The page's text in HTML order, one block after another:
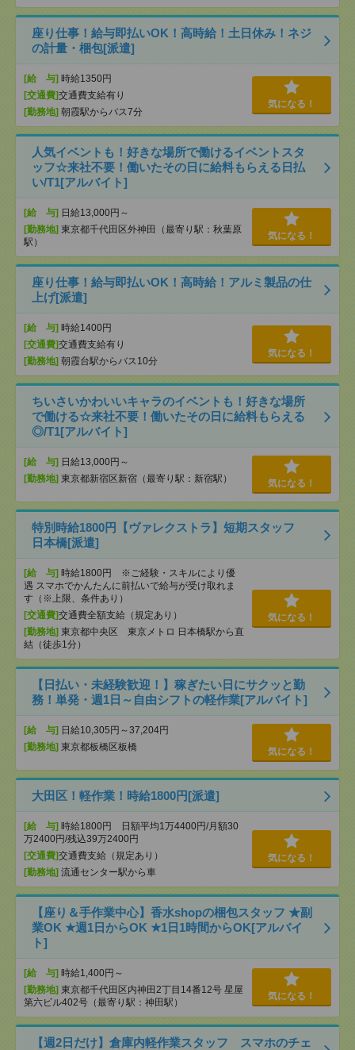
座り仕事！給与即払いOK！高時給！土日休み！ネジ
の計量・梱包[派遣]
[給 与] 時給1350円
[交通費]交通費支給有り
[勤務地] 朝霞駅からバス7分
気になる！
人気イベントも！好きな場所で働けるイベントスタ
ッフ☆来社不要！働いたその日に給料もらえる日払
い/T1[アルバイト]
[給 与] 日給13,000円～
[勤務地] 東京都千代田区外神田（最寄り駅：秋葉原
駅）
気になる！
座り仕事！給与即払いOK！高時給！アルミ製品の仕
上げ[派遣]
[給 与] 時給1400円
[交通費]交通費支給有り
[勤務地] 朝霞台駅からバス10分
気になる！
ちいさいかわいいキャラのイベントも！好きな場所
で働ける☆来社不要！働いたその日に給料もらえる
◎/T1[アルバイト]
[給 与] 日給13,000円～
[勤務地] 東京都新宿区新宿（最寄り駅：新宿駅） 気になる！
特別時給1800円【ヴァレクストラ】短期スタッフ
日本橋[派遣]
[給 与] 時給1800円 ※ご経験・スキルにより優
遇 スマホでかんたんに前払いで給与が受け取れま
す（※上限、条件あり）
[交通費]交通費全額支給（規定あり）
[勤務地] 東京都中央区 東京メトロ 日本橋駅から直
結（徒歩1分）
気になる！
【日払い・未経験歓迎！】稼ぎたい日にサクッと勤
務！単発・週1日～自由シフトの軽作業[アルバイト]
[給 与] 日給10,305円～37,204円
[勤務地] 東京都板橋区板橋 気になる！
大田区！軽作業！時給1800円[派遣]
[給 与] 時給1800円 日額平均1万4400円/月額30
万2400円/残込39万2400円
[交通費]交通費支給（規定あり）
[勤務地] 流通センター駅から車
気になる！
【座り＆手作業中心】香水shopの梱包スタッフ ★副
業OK ★週1日からOK ★1日1時間からOK[アルバイ
ト]
[給 与] 時給1,400円～
[勤務地] 東京都千代田区内神田2丁目14番12号 星屋
第六ビル402号（最寄り駅：神田駅）
気になる！
【週2日だけ】倉庫内軽作業スタッフ スマホのチェ